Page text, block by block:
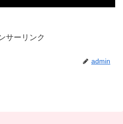
サーリンク
admin